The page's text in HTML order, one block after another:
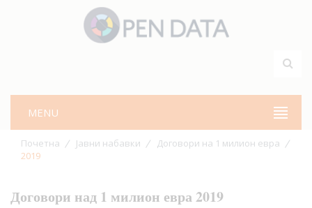
MENU
Почетна Јавни набавки
Договори на 1 милион евра
2019
Договори над 1 милион евра 2019